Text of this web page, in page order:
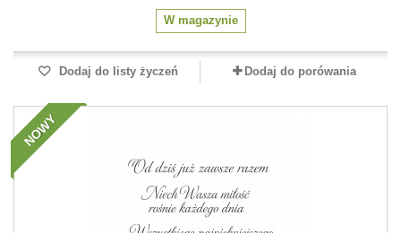
W magazynie
Dodaj do listy życzeń Dodaj do porówania
NOWY